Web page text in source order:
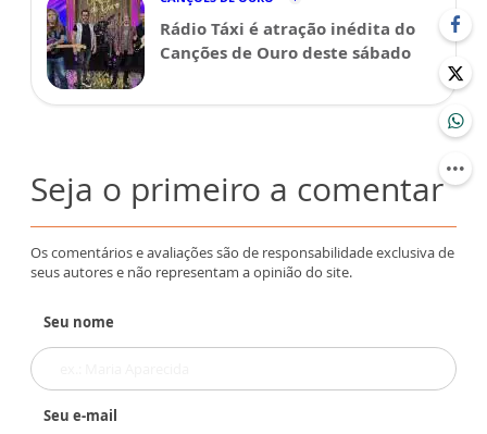
Rádio Táxi é atração inédita do
Canções de Ouro deste sábado
Seja o primeiro a comentar
Os comentários e avaliações são de responsabilidade exclusiva de
seus autores e não representam a opinião do site.
Seu nome
Seu e-mail